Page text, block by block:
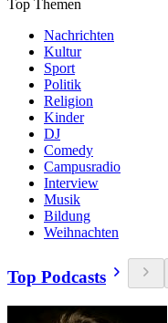
Top Themen
Nachrichten
Kultur
Sport
Politik
Religion
Kinder
DJ
Comedy
Campusradio
Interview
Musik
Bildung
Weihnachten
Top Podcasts